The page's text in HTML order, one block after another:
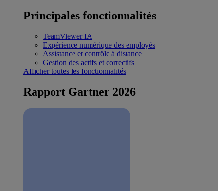
Principales fonctionnalités
TeamViewer IA
Expérience numérique des employés
Assistance et contrôle à distance
Gestion des actifs et correctifs
Afficher toutes les fonctionnalités
Rapport Gartner 2026